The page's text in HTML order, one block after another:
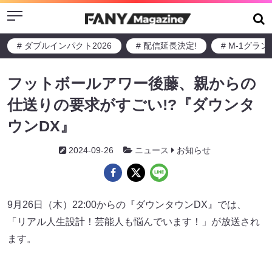
Menu
# ダブルインパクト2026 # 配信延長決定! # M-1グラン
フットボールアワー後藤、親からの
仕送りの要求がすごい!?『ダウンタ
ウンDX』
2024-09-26 ニュース お知らせ
9月26日（木）22:00からの『ダウンタウンDX』では、
「リアル人生設計！芸能人も悩んでいます！」が放送され
ます。